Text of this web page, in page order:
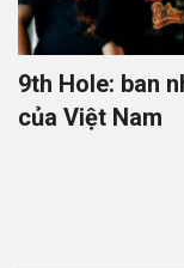
9th Hole: ban
của Việt Nam